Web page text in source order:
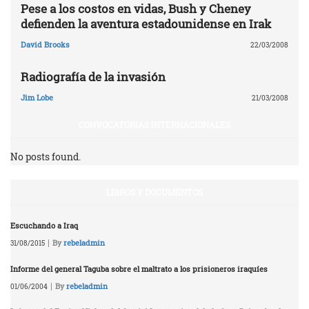
Pese a los costos en vidas, Bush y Cheney
defienden la aventura estadounidense en Irak
David Brooks 22/03/2008
Radiografía de la invasión
Jim Lobe 21/03/2008
No posts found.
Escuchando a Iraq
31/08/2015 | Byrebeladmin
Informe del general Taguba sobre el maltrato a los prisioneros iraquíes
01/06/2004 | Byrebeladmin